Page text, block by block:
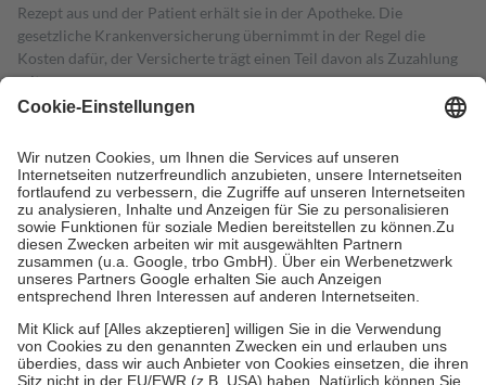
Rezept aus und der Patient erhält sie in der Apotheke. Die
gesetzliche Krankenversicherung übernimmt in der Regel die
Kosten dafür, der Versicherte trägt einen Teil davon als Zuzahlung
mit.
Grundsätzlich leisten Mitglieder Zuzahlungen in Höhe von zehn
höchstens zehn Euro.
Es sind jedoch nie mehr als die tatsächlichen
Kosten der Leistung zu entrichten.
Diese Regeln gelten grundsätzlich auch für Online-Apotheken.
Bei Heilmitteln und häuslicher Krankenpflege beträgt die
Zuzahlung zehn Prozent der Kosten sowie zehn Euro je
Verordnung.
Um das Engagement der Versicherten für ihre eigene Gesundheit zu
stärken und die besondere Stellung der Familie zu unterstützen,
fallenkeine Zuzahlungenan bei:
• Kindern und Jugendlichen bis zum vollendeten 18. Lebensjahr
mit Ausnahme der Fahrkosten